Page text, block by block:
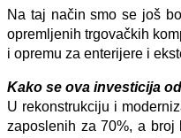
Na taj način smo se još
opremljenih trgovačkih
i opremu za enterijere i
Kako se ova investicija
U rekonstrukciju i
zaposlenih za 70%, a broj